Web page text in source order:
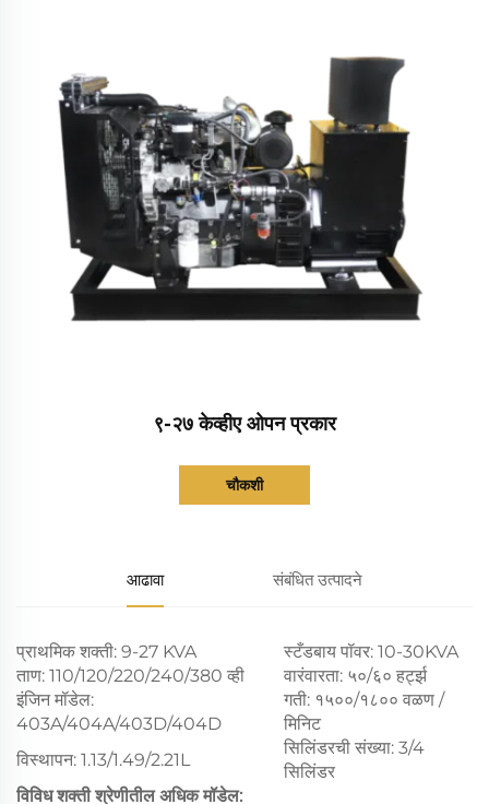
९-२७ केव्हीए ओपन प्रकार
चौकशी
आढावा संबंधित उत्पादने
प्राथमिक शक्ती: 9-27 KVA
स्टँडबाय पॉवर: 10-30KVA
ताण: 110/120/220/240/380 व्ही
वारंवारता: ५०/६० हर्ट्झ
इंजिन मॉडेल:
403A/404A/403D/404D
गती: १५००/१८०० वळण /
मिनिट
विस्थापन: 1.13/1.49/2.21L
सिलिंडरची संख्या: 3/4
सिलिंडर
विविध शक्ती श्रेणीतील अधिक मॉडेल: